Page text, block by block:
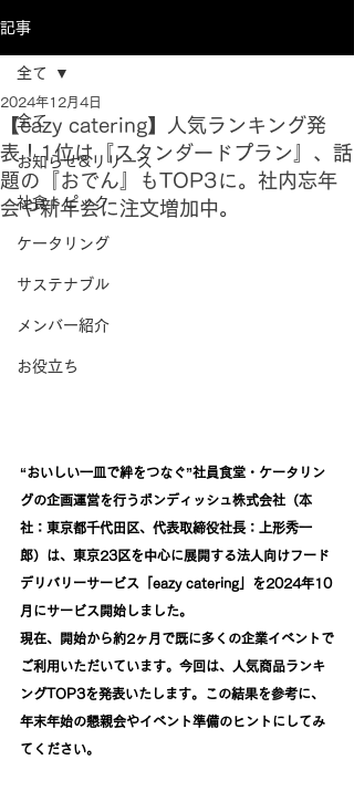
記事
全て
お知らせ&リリース
社食トピック
ケータリング
サステナブル
メンバー紹介
お役立ち
全て
【eazy catering】人気ランキング発
表！1位は『スタンダードプラン』、話
題の『おでん』もTOP3に。社内忘年
会や新年会に注文増加中。
2024年12月4日
“おいしい一皿で絆をつなぐ”社員食堂・ケータリン
グの企画運営を行うボンディッシュ株式会社 （本
社：東京都千代田区、代表取締役社長：上形秀一
郎）は、東京23区を中心に展開する法人向けフード
デリバリーサービス「eazy catering」を2024年10
月にサービス開始しました。
現在、開始から約2ヶ月で既に多くの企業イベントで
ご利用いただいています。今回は、人気商品ランキ
ングTOP3を発表いたします。この結果を参考に、
年末年始の懇親会やイベント準備のヒントにしてみ
てください。